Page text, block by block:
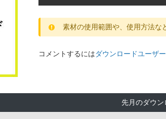
素材の使用範囲や、使用方法な
コメントするにはダウンロードユーザ
先月のダウ